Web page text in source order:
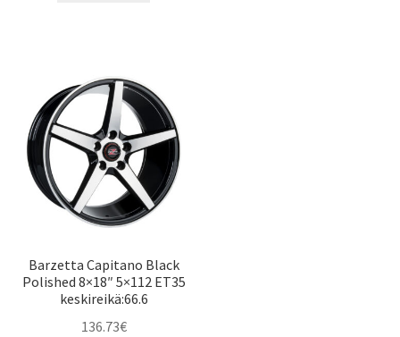
Barzetta Capitano Black
Polished 8×18″ 5×112 ET35
keskireikä:66.6
136.73€